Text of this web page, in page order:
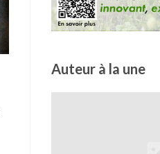
Auteur à la une